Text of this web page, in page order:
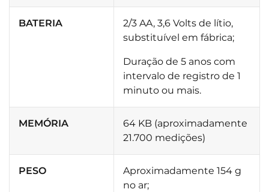
BATERIA
2/3 AA, 3,6 Volts de lítio,
substituível em fábrica;
Duração de 5 anos com
intervalo de registro de 1
minuto ou mais.
MEMÓRIA
64 KB (aproximadamente
21.700 medições)
PESO
Aproximadamente 154 g
no ar;